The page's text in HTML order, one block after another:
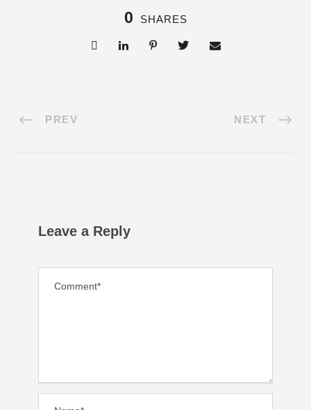
0 SHARES
PREV NEXT
Leave a Reply